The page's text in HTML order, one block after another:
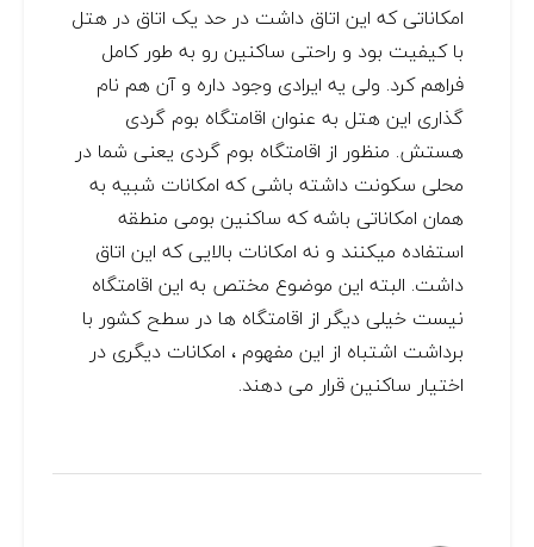
امکاناتی که این اتاق داشت در حد یک اتاق در هتل
با کیفیت بود و راحتی ساکنین رو به طور کامل
فراهم کرد. ولی یه ایرادی وجود داره و آن هم نام
گذاری این هتل به عنوان اقامتگاه بوم گردی
هستش. منظور از اقامتگاه بوم گردی یعنی شما در
محلی سکونت داشته باشی که امکانات شبیه به
همان امکاناتی باشه که ساکنین بومی منطقه
استفاده میکنند و نه امکانات بالایی که این اتاق
داشت. البته این موضوع مختص به این اقامتگاه
نیست خیلی دیگر از اقامتگاه ها در سطح کشور با
برداشت اشتباه از این مفهوم ، امکانات دیگری در
اختیار ساکنین قرار می دهند.